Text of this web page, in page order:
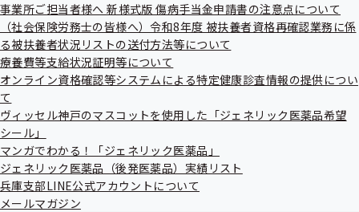
ー
事業所ご担当者様へ 新様式版 傷病手当金申請書の注意点について
（社会保険労務士の皆様へ）令和8年度 被扶養者資格再確認業務に係
る被扶養者状況リストの送付方法等について
療養費等支給状況証明等について
オンライン資格確認等システムによる特定健康診査情報の提供につい
て
ヴィッセル神戸のマスコットを使用した「ジェネリック医薬品希望
シール」
マンガでわかる！「ジェネリック医薬品」
ジェネリック医薬品（後発医薬品）実績リスト
兵庫支部LINE公式アカウントについて
メールマガジン
検査項目や金額等の詳細については、パンフ
レットをご覧ください。